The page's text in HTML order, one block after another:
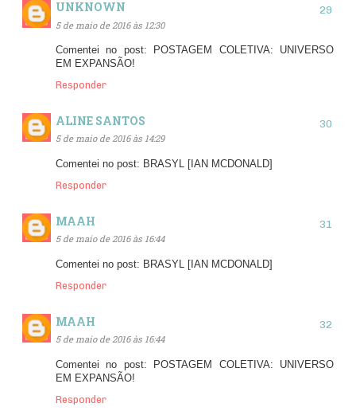
UNKNOWN
5 de maio de 2016 às 12:30
Comentei no post: POSTAGEM COLETIVA: UNIVERSO
EM EXPANSÃO!
Responder
ALINE SANTOS
5 de maio de 2016 às 14:29
Comentei no post: BRASYL [IAN MCDONALD]
Responder
MAAH
5 de maio de 2016 às 16:44
Comentei no post: BRASYL [IAN MCDONALD]
Responder
MAAH
5 de maio de 2016 às 16:44
Comentei no post: POSTAGEM COLETIVA: UNIVERSO
EM EXPANSÃO!
Responder